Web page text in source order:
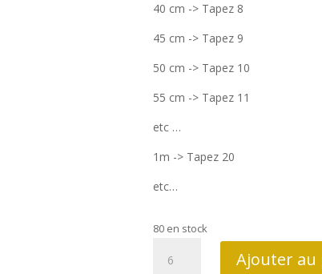
40 cm -> Tapez 8
45 cm -> Tapez 9
50 cm -> Tapez 10
55 cm -> Tapez 11
etc …
1m -> Tapez 20
etc…
80 en stock
Ajouter au